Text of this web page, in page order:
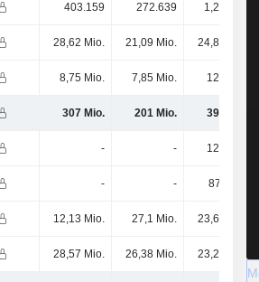
403.159 272.639 1,26 Mio.
28,62 Mio. 21,09 Mio. 24,82 Mio.
8,75 Mio. 7,85 Mio. 124 Mio.
307 Mio. 201 Mio. 395 Mio.
- - 124 Mio.
- - 873.074
12,13 Mio. 27,1 Mio. 23,61 Mio.
28,57 Mio. 26,38 Mio. 23,25 Mio.